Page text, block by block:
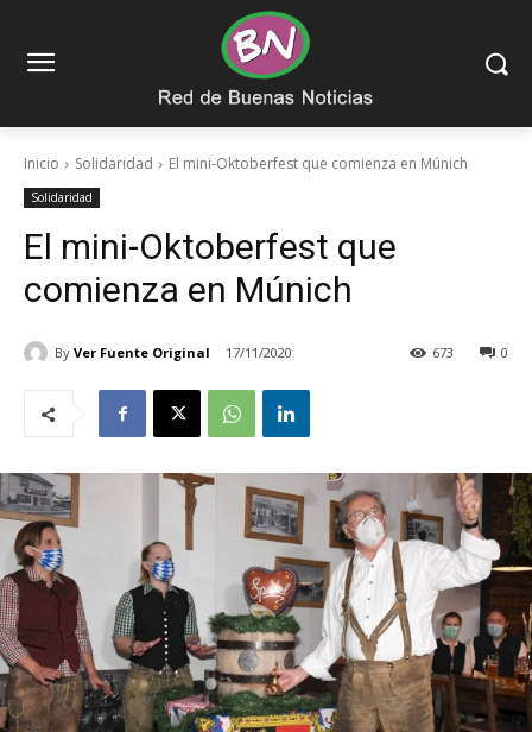
Inicio Solidaridad El mini-Oktoberfest que comienza en Múnich
Solidaridad
El mini-Oktoberfest que
comienza en Múnich
By Ver Fuente Original 17/11/2020 0
673